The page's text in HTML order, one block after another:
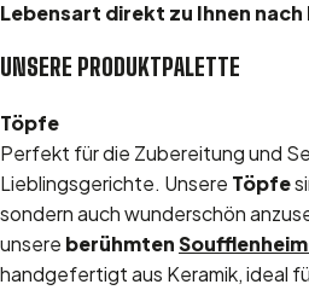
Lebensart direkt zu Ihnen nach
UNSERE PRODUKTPALETTE
Töpfe
Perfekt für die Zubereitung und
Lieblingsgerichte. Unsere Töpfe
sondern auch wunderschön
unsere berühmten
handgefertigt aus Keramik, ideal